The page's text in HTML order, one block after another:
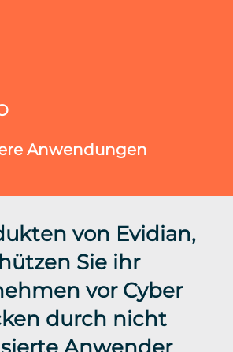
Anwendungen
von Evidian,
Sie ihr
vor Cyber
durch nicht